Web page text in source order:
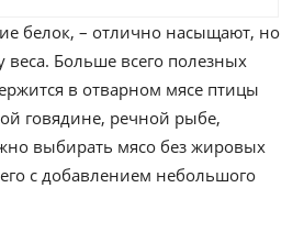
белок, – отлично насыщают, но
веса. Больше всего полезных
в отварном мясе птицы
говядине, речной рыбе,
выбирать мясо без жировых
с добавлением небольшого